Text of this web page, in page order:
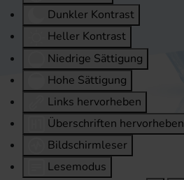
Dunkler Kontrast
Heller Kontrast
Niedrige Sättigung
Hohe Sättigung
Links hervorheben
Überschriften hervorheben
Bildschirmleser
Lesemodus